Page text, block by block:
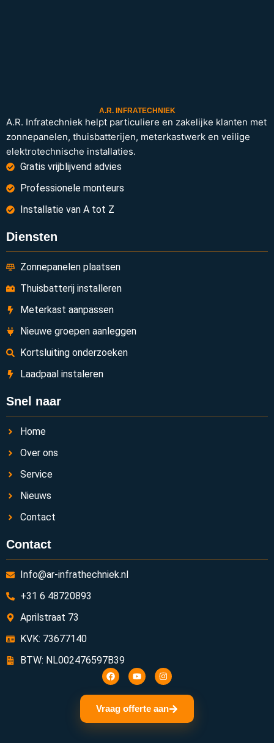
A.R. INFRATECHNIEK
A.R. Infratechniek helpt particuliere en zakelijke klanten met
zonnepanelen, thuisbatterijen, meterkastwerk en veilige
elektrotechnische installaties.
Gratis vrijblijvend advies
Professionele monteurs
Installatie van A tot Z
Diensten
Zonnepanelen plaatsen
Thuisbatterij installeren
Meterkast aanpassen
Nieuwe groepen aanleggen
Kortsluiting onderzoeken
Laadpaal instaleren
Snel naar
Home
Over ons
Service
Nieuws
Contact
Contact
Info@ar-infrathechniek.nl
+31 6 48720893
Aprilstraat 73
KVK: 73677140
BTW: NL002476597B39
Vraag offerte aan